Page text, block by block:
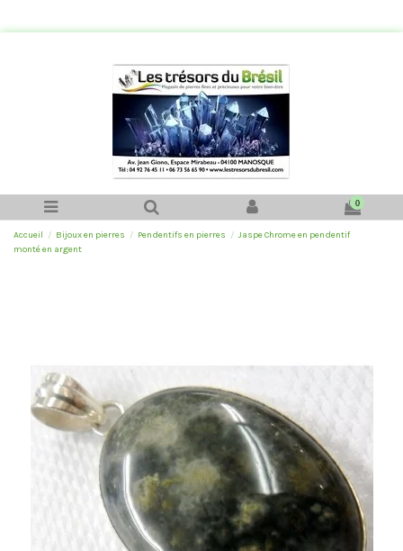
0
Accueil Bijoux en pierres Pendentifs en pierres
Jaspe Chrome en pendentif
monté en argent